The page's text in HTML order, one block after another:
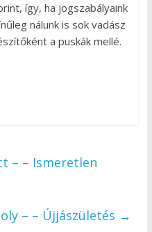
így, ha jogszabályaink
nálunk is sok vadász
a puskák mellé.
– – Ismeretlen
– – Újjászületés →